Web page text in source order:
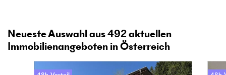
Neueste Auswahl aus492aktuellen
Immobilienangeboten in Österreich